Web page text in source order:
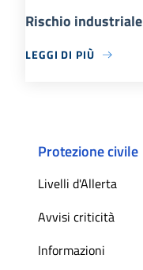
Rischio industriale
LEGGI DI PIÙ
Protezione civile
Livelli d'Allerta
Avvisi criticità
Informazioni